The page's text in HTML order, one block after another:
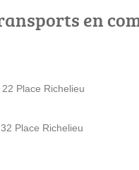
en
Place Richelieu
Place Richelieu